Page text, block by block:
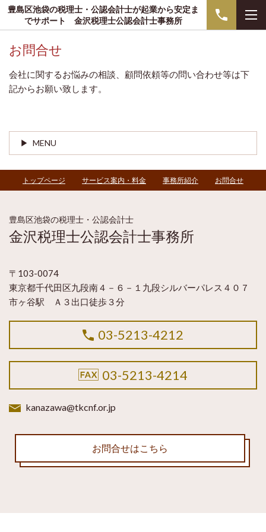
豊島区池袋の税理士・公認会計士が起業から安定ま
でサポート 金沢税理士公認会計士事務所
お問合せ
会社に関するお悩みの相談、顧問依頼等の問い合わせ等は下
記からお願い致します。
MENU
トップページ サービス案内・料金 事務所紹介 お問合せ
豊島区池袋の税理士・公認会計士
金沢税理士公認会計士事務所
〒103-0074
東京都千代田区九段南４－６－１九段シルバーパレス４０７
市ヶ谷駅 Ａ３出口徒歩３分
03-5213-4212
03-5213-4214
kanazawa@tkcnf.or.jp
お問合せはこちら